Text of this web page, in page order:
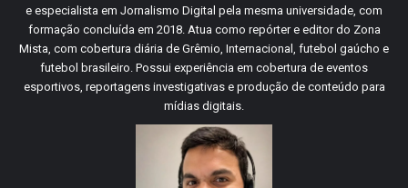
e especialista em Jornalismo Digital pela mesma universidade, com
formação concluída em 2018. Atua como repórter e editor do Zona
Mista, com cobertura diária de Grêmio, Internacional, futebol gaúcho e
futebol brasileiro. Possui experiência em cobertura de eventos
esportivos, reportagens investigativas e produção de conteúdo para
mídias digitais.